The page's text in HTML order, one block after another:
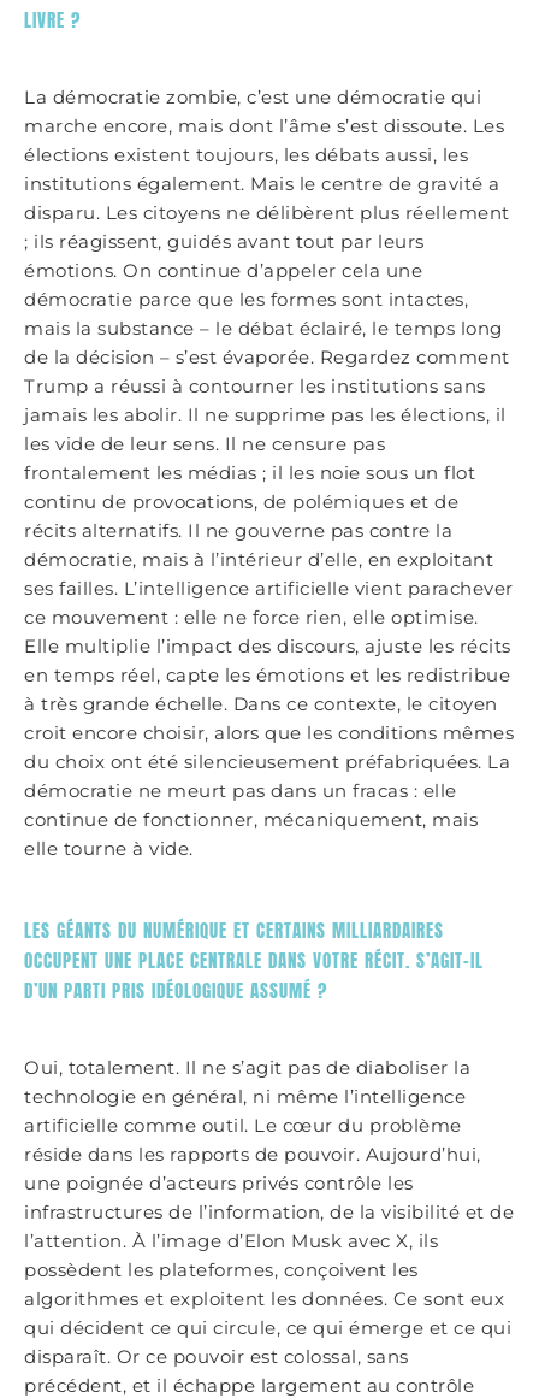
LIVRE ?
La démocratie zombie, c’est une démocratie qui
marche encore, mais dont l’âme s’est dissoute. Les
élections existent toujours, les débats aussi, les
institutions également. Mais le centre de gravité a
disparu. Les citoyens ne délibèrent plus réellement
; ils réagissent, guidés avant tout par leurs
émotions. On continue d’appeler cela une
démocratie parce que les formes sont intactes,
mais la substance – le débat éclairé, le temps long
de la décision – s’est évaporée. Regardez comment
Trump a réussi à contourner les institutions sans
jamais les abolir. Il ne supprime pas les élections, il
les vide de leur sens. Il ne censure pas
frontalement les médias ; il les noie sous un flot
continu de provocations, de polémiques et de
récits alternatifs. Il ne gouverne pas contre la
démocratie, mais à l’intérieur d’elle, en exploitant
ses failles. L’intelligence artificielle vient parachever
ce mouvement : elle ne force rien, elle optimise.
Elle multiplie l’impact des discours, ajuste les récits
en temps réel, capte les émotions et les redistribue
à très grande échelle. Dans ce contexte, le citoyen
croit encore choisir, alors que les conditions mêmes
du choix ont été silencieusement préfabriquées. La
démocratie ne meurt pas dans un fracas : elle
continue de fonctionner, mécaniquement, mais
elle tourne à vide.
LES GÉANTS DU NUMÉRIQUE ET CERTAINS MILLIARDAIRES
OCCUPENT UNE PLACE CENTRALE DANS VOTRE RÉCIT. S’AGIT-IL
D’UN PARTI PRIS IDÉOLOGIQUE ASSUMÉ ?
Oui, totalement. Il ne s’agit pas de diaboliser la
technologie en général, ni même l’intelligence
artificielle comme outil. Le cœur du problème
réside dans les rapports de pouvoir. Aujourd’hui,
une poignée d’acteurs privés contrôle les
infrastructures de l’information, de la visibilité et de
l’attention. À l’image d’Elon Musk avec X, ils
possèdent les plateformes, conçoivent les
algorithmes et exploitent les données. Ce sont eux
qui décident ce qui circule, ce qui émerge et ce qui
disparaît. Or ce pouvoir est colossal, sans
précédent, et il échappe largement au contrôle